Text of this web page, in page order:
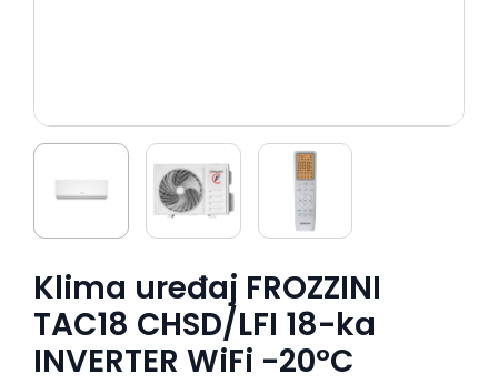
Klima uređaj FROZZINI
TAC18 CHSD/LFI 18-ka
INVERTER WiFi -20ºC